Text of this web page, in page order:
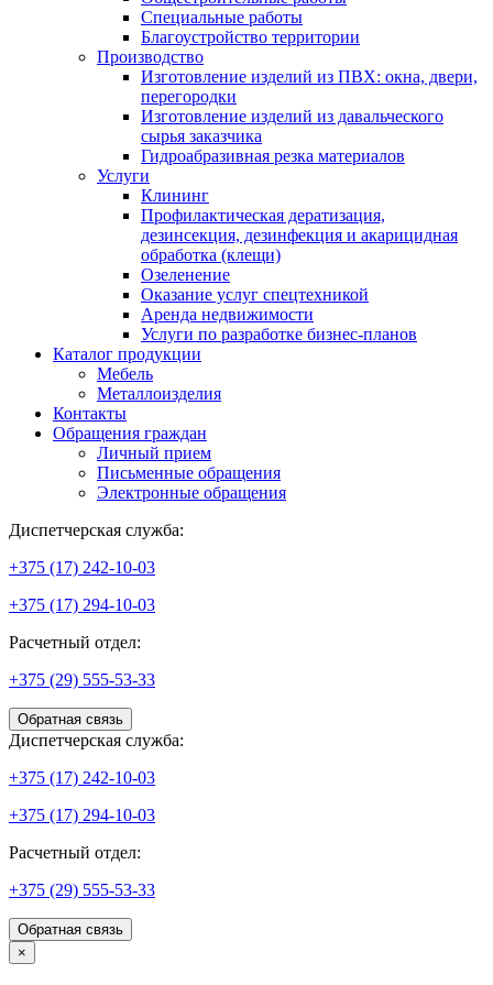
Специальные работы
Благоустройство территории
Производство
Изготовление изделий из ПВХ: окна, двери,
перегородки
Изготовление изделий из давальческого
сырья заказчика
Гидроабразивная резка материалов
Услуги
Клининг
Профилактическая дератизация,
дезинсекция, дезинфекция и акарицидная
обработка (клещи)
Озеленение
Оказание услуг спецтехникой
Аренда недвижимости
Услуги по разработке бизнес-планов
Каталог продукции
Мебель
Металлоизделия
Контакты
Обращения граждан
Личный прием
Письменные обращения
Электронные обращения
Диспетчерская служба:
+375 (17) 242-10-03
+375 (17) 294-10-03
Расчетный отдел:
+375 (29) 555-53-33
Обратная связь
Диспетчерская служба:
+375 (17) 242-10-03
+375 (17) 294-10-03
Расчетный отдел:
+375 (29) 555-53-33
Обратная связь
×